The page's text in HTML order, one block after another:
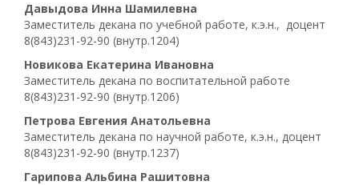
Давыдова Инна Шамилевна
Заместитель декана по учебной работе, к.э.н., доцент
8(843)231-92-90 (внутр.1204)
Новикова Екатерина Ивановна
Заместитель декана по воспитательной работе
8(843)231-92-90 (внутр.1206)
Петрова Евгения Анатольевна
Заместитель декана по научной работе, к.э.н., доцент
8(843)231-92-90 (внутр.1237)
Гарипова Альбина Рашитовна